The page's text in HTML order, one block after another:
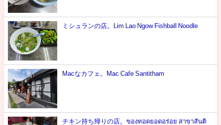
ミシュランの店。Lim Lao Ngow Fishball Noodle
Macなカフェ。Mac Cafe Santitham
チキン持ち帰りの店。ของทอดยอดอร่อย สาขาสันติ